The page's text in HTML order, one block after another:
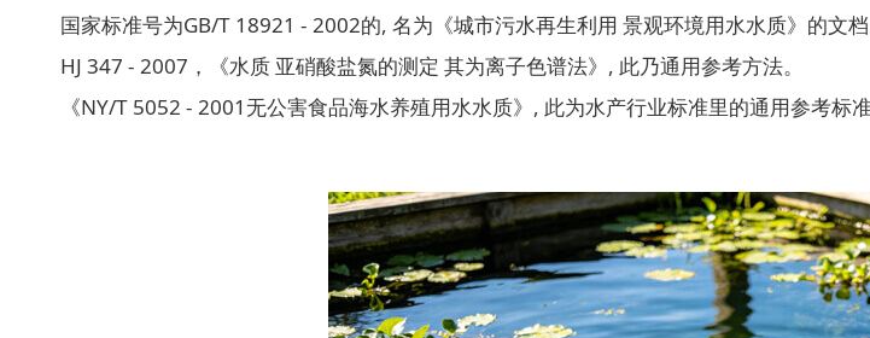
国家标准号为GB/T 18921 - 2002的, 名为《城市污水再生利用 景观环境用水水质》的文档
HJ 347 - 2007，《水质 亚硝酸盐氮的测定 其为离子色谱法》, 此乃通用参考方法。
《NY/T 5052 - 2001无公害食品海水养殖用水水质》, 此为水产行业标准里的通用参考标准